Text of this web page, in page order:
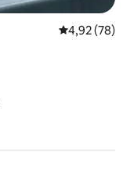
4,92 av 5 i
4,92 (78)